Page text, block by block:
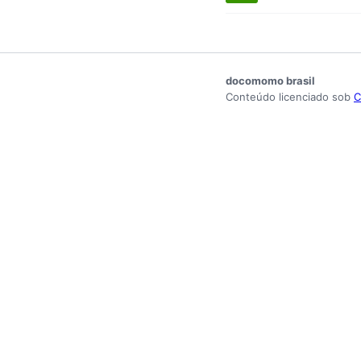
docomomo brasil
Conteúdo licenciado sob